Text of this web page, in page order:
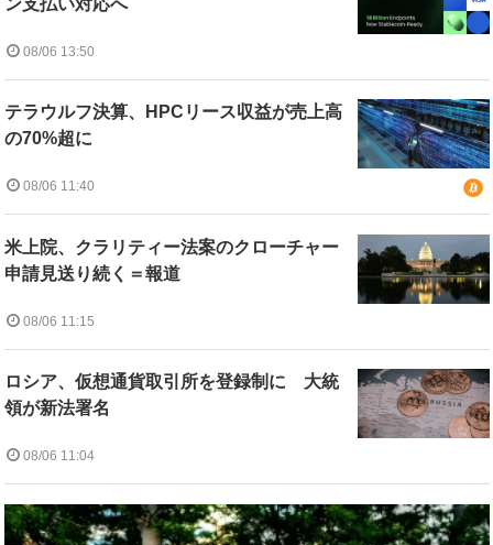
08/06 13:50
テラウルフ決算、HPCリース収益が売上高
の70%超に
08/06 11:40
米上院、クラリティー法案のクローチャー
申請見送り続く＝報道
08/06 11:15
ロシア、仮想通貨取引所を登録制に 大統
領が新法署名
08/06 11:04